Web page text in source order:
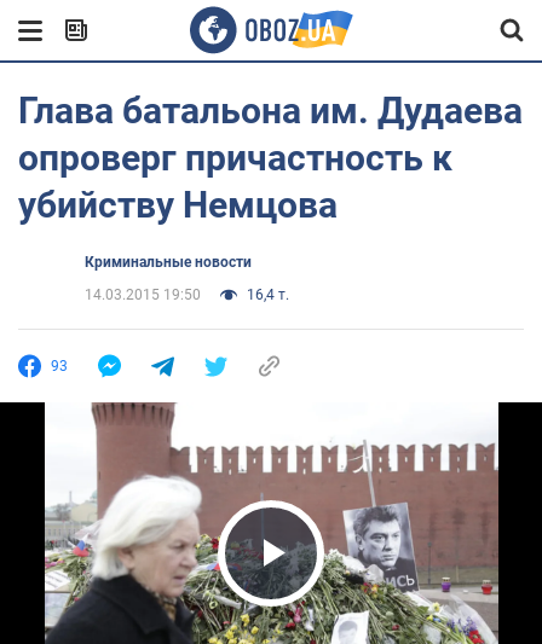
Глава батальона им. Дудаева
опроверг причастность к
убийству Немцова
Криминальные новости
14.03.2015 19:50
16,4 т.
93
Play Video